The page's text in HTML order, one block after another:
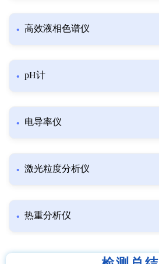
高效液相色谱仪
pH计
电导率仪
激光粒度分析仪
热重分析仪